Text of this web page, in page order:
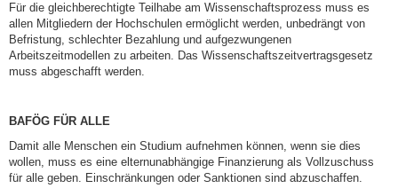
Für die gleichberechtigte Teilhabe am Wissenschaftsprozess muss es
allen Mitgliedern der Hochschulen ermöglicht werden, unbedrängt von
Befristung, schlechter Bezahlung und aufgezwungenen
Arbeitszeitmodellen zu arbeiten. Das Wissenschaftszeitvertragsgesetz
muss abgeschafft werden.
BAFÖG FÜR ALLE
Damit alle Menschen ein Studium aufnehmen können, wenn sie dies
wollen, muss es eine elternunabhängige Finanzierung als Vollzuschuss
für alle geben. Einschränkungen oder Sanktionen sind abzuschaffen.